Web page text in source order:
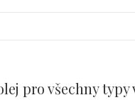
pro všechny typy